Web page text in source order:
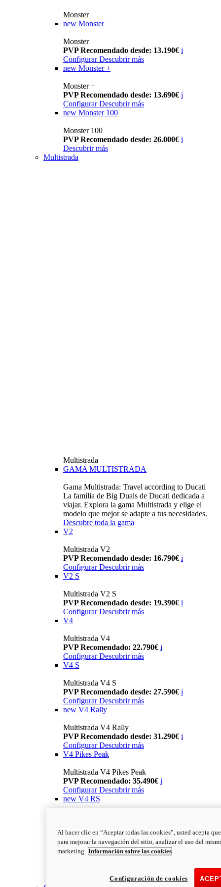
Monster
new Monster
Monster
PVP Recomendado desde: 13.190€ i
Configurar Descubrir más
new Monster +
Monster +
PVP Recomendado desde: 13.690€ i
Configurar Descubrir más
new Monster 100
Monster 100
PVP Recomendado desde: 26.000€ i
Descubrir más
Multistrada
Multistrada
GAMA MULTISTRADA
Gama Multistrada: Travel according to Ducati
La familia de Big Duals de Ducati dedicada a
viajar. Explora la gama Multistrada y elige el
modelo que mejor se adapte a tus necesidades.
Descubre toda la gama
V2
Multistrada V2
PVP Recomendado desde: 16.790€ i
Configurar Descubrir más
V2 S
Multistrada V2 S
PVP Recomendado desde: 19.390€ i
Configurar Descubrir más
V4
Multistrada V4
PVP Recomendado: 22.790€ i
Configurar Descubrir más
V4 S
Multistrada V4 S
PVP Recomendado desde: 27.590€ i
Configurar Descubrir más
new V4 Rally
Multistrada V4 Rally
PVP Recomendado desde: 31.290€ i
Configurar Descubrir más
V4 Pikes Peak
Multistrada V4 Pikes Peak
PVP Recomendado: 35.490€ i
Configurar Descubrir más
new V4 RS
ConfigurarDescubrir más
newV4 RS 100
Al hacer clic en “Aceptar todas las cookies”, usted acepta
para mejorar la navegación del sitio, analizar el uso del
marketing. Información sobre las cookies
Configuración de cookies